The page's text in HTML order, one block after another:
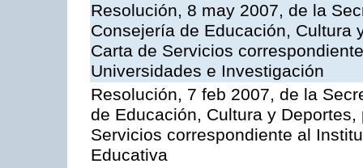
Resolución, 8 may 2007, de la
Consejería de Educación, Cultura
Carta de Servicios
Universidades e Investigación
Resolución, 7 feb 2007, de la
de Educación, Cultura y
Servicios correspondiente al
Educativa